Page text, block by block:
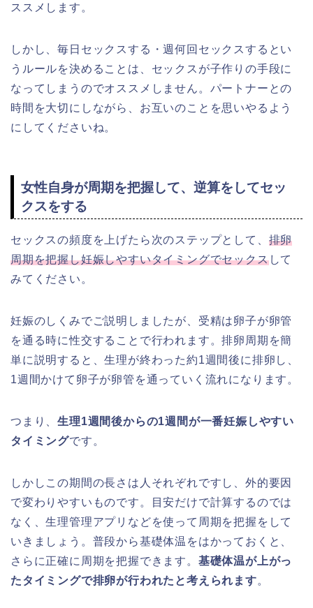
ススメします。
しかし、毎日セックスする・週何回セックスするとい
うルールを決めることは、セックスが子作りの手段に
なってしまうのでオススメしません。パートナーとの
時間を大切にしながら、お互いのことを思いやるよう
にしてくださいね。
女性自身が周期を把握して、逆算をしてセッ
クスをする
セックスの頻度を上げたら次のステップとして、 排卵
周期を把握し妊娠しやすいタイミングでセックスして
みてください。
妊娠のしくみでご説明しましたが、受精は卵子が卵管
を通る時に性交することで行われます。排卵周期を簡
単に説明すると、生理が終わった約1週間後に排卵し、
1週間かけて卵子が卵管を通っていく流れになります。
つまり、生理1週間後からの1週間が一番妊娠しやすい
タイミングです。
しかしこの期間の長さは人それぞれですし、外的要因
で変わりやすいものです。目安だけで計算するのでは
なく、生理管理アプリなどを使って周期を把握をして
いきましょう。普段から基礎体温をはかっておくと、
さらに正確に周期を把握できます。 基礎体温が上がっ
たタイミングで排卵が行われたと考えられます。